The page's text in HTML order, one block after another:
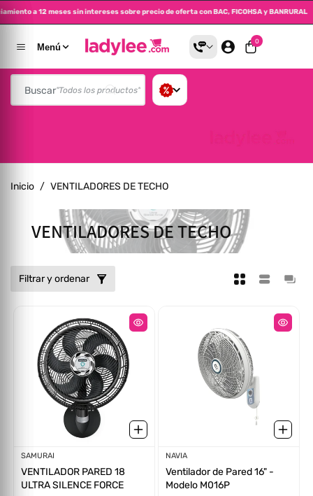
Al Contenido
a 12 meses sin intereses sobre precio de oferta con BAC, FICOHSA y BANRURAL
Buscar"Todos los productos"
Menú
0
0 artículos
Inicio / VENTILADORES DE TECHO
Colección:
VENTILADORES DE TECHO
Filtrar y ordenar
Proveedor:
SAMURAI
VENTILADOR PARED 18
ULTRA SILENCE FORCE
Proveedor:
NAVIA
Ventilador de Pared 16" -
Modelo M016P